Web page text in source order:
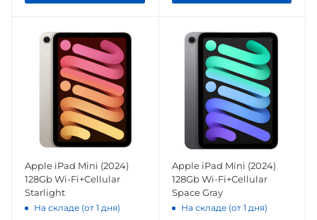
Apple iPad Mini (2024)
128Gb Wi-Fi+Cellular
Starlight
На складе (от 1 дня)
Apple iPad Mini (2024)
128Gb Wi-Fi+Cellular
Space Gray
На складе (от 1 дня)